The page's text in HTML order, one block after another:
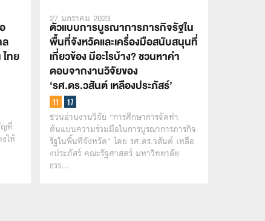
ทย
ที่
ให้
27 มกราคม 2023
ตัวแบบการบูรณาการภารกิจรัฐใน
พื้นที่จังหวัดและเครื่องมือสนับสนุนที่
เกี่ยวข้อง มีอะไรบ้าง? ชวนหาคำ
ตอบจากงานวิจัยของ
‘รศ.ดร.วสันต์ เหลืองประภัสร์’
ชวนอ่านงานวิจัย “การศึกษาการจัดทำ
ต้นแบบความร่วมมือในการบูรณาการภารกิจ
รัฐในพื้นที่จังหวัด” โดย รศ.ดร.วสันต์ เหลือ
งประภัสร์ คณะรัฐศาสตร์ มหาวิทยาลัย
ธรร…